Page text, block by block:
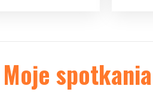
Mojespotkania